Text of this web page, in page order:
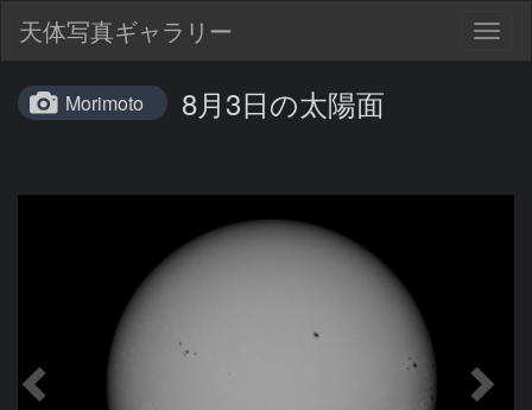
天体写真ギャラリー
Morimoto 8月3日の太陽面